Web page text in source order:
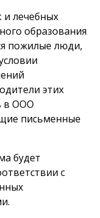
и лечебных
образования
пожилые люди,
этих
в ООО
письменные
будет
с